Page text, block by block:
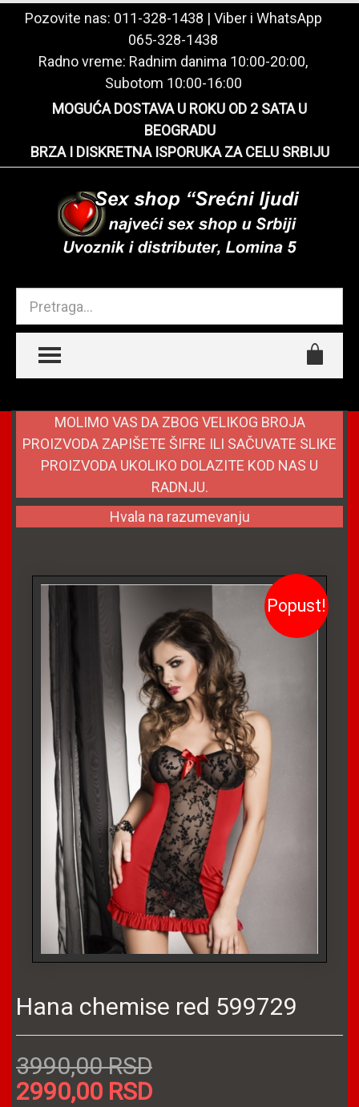
Pozovite nas: 011-328-1438 | Viber i WhatsApp
065-328-1438
Radno vreme: Radnim danima 10:00-20:00,
Subotom 10:00-16:00
MOGUĆA DOSTAVA U ROKU OD 2 SATA U
BEOGRADU
BRZA I DISKRETNA ISPORUKA ZA CELU SRBIJU
TOGGLE MENU
MOLIMO VAS DA ZBOG VELIKOG BROJA
PROIZVODA ZAPIŠETE ŠIFRE ILI SAČUVATE SLIKE
PROIZVODA UKOLIKO DOLAZITE KOD NAS U
RADNJU.
Hvala na razumevanju
Popust!
Hana chemise red 599729
3990,00 RSD
2990,00 RSD